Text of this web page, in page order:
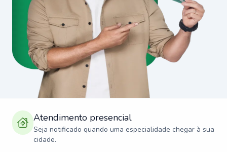
Atendimento presencial
Seja notificado quando uma especialidade chegar à sua
cidade.